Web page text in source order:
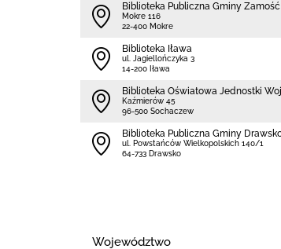
Biblio­teka Publiczna Gminy
Mokre 116
22-400 Mokre
Biblioteka Iława
ul. Jagiellończyka 3
14-200 Iława
Biblioteka Oświatowa Jednostki
Kaźmierów 45
96-500 Sochaczew
Biblioteka Publiczna Gminy
ul. Powstańców Wielkopolskich 140/1
64-733 Drawsko
Województwo